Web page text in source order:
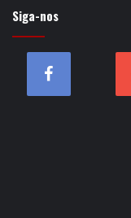
Siga-nos